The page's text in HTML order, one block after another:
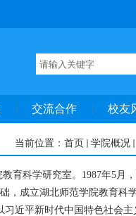
交流合作 校友
当前位置： 首页 学院概况
育科学研究室。1987年5月
，成立湖北师范学院教育科学
习近平新时代中国特色社会主